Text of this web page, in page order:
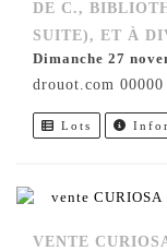
DE C.,
SUITE), ET À
dimanche 27
drouot.com
Lots
VENTE